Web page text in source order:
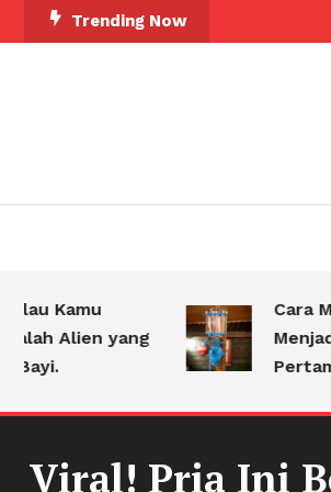
To
Trending Now
yang
Cara
Menjadi
Pertamina
Viral! Pria Ini